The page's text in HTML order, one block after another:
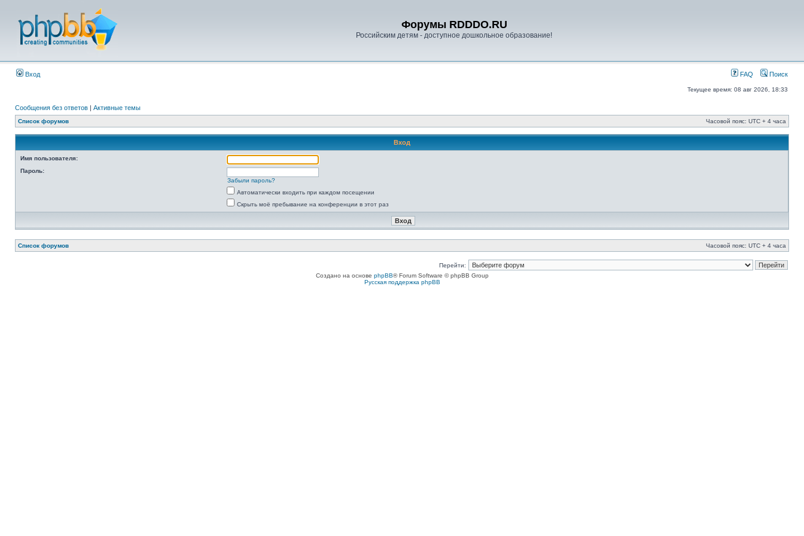
Форумы RDDDO.RU
Российским детям - доступное дошкольное образование!
Вход FAQ Поиск
Текущее время: 08 авг 2026, 18:33
Сообщения без ответов | Активные темы
Список форумов Часовой пояс: UTC + 4 часа
Вход
Имя пользователя:
Пароль:
Забыли пароль?
Автоматически входить при каждом посещении
Скрыть моё пребывание на конференции в этот раз
Список форумов Часовой пояс: UTC + 4 часа
Перейти:
Создано на основе phpBB® Forum Software © phpBB Group
Русская поддержка phpBB